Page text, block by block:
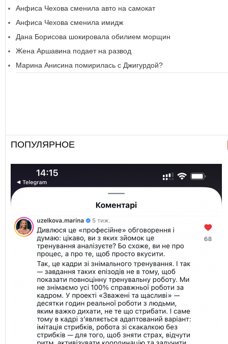
Анфиса Чехова сменила авто на самокат
Анфиса Чехова сменила имидж
Дана Борисова шокировала обилием морщин
Жена Аршавина подает на развод
Марина Анисина помирилась с Джигурдой?
ПОПУЛЯРНОЕ